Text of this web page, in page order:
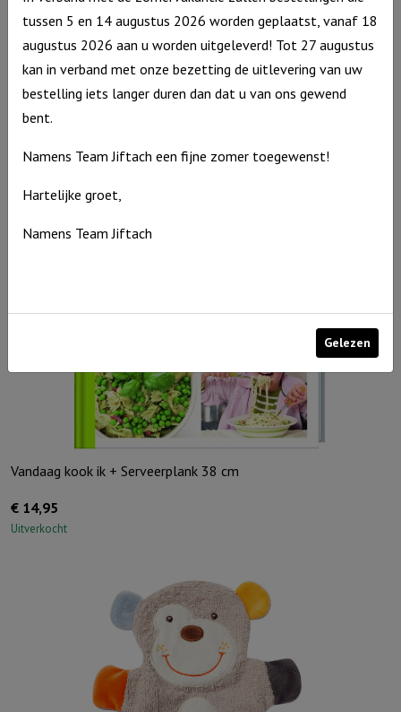
Stoere Loopauto Racewagen Wit
Uitverkocht
Vandaag kook ik + Serveerplank 38 cm
€ 14,95
Uitverkocht
tussen 5 en 14 augustus 2026 worden geplaatst, vanaf 18
augustus 2026 aan u worden uitgeleverd! Tot 27 augustus
kan in verband met onze bezetting de uitlevering van uw
bestelling iets langer duren dan dat u van ons gewend
bent.
Namens Team Jiftach een fijne zomer toegewenst!
Hartelijke groet,
Namens Team Jiftach
Gelezen